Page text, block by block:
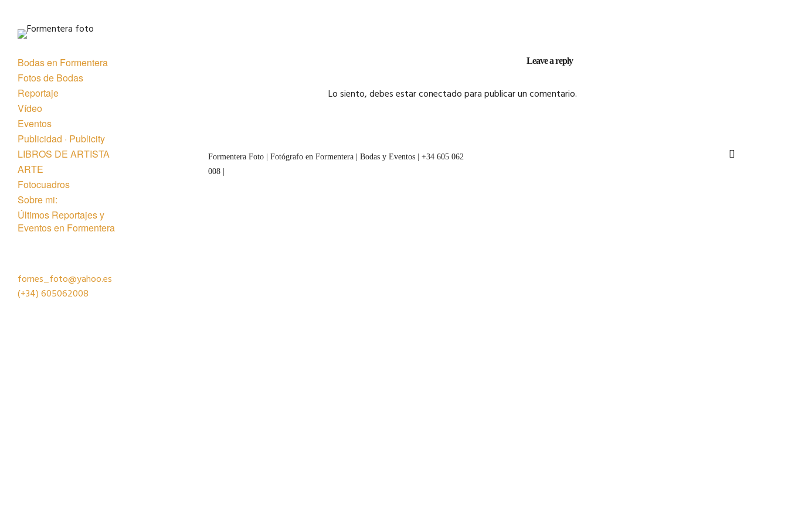
Bodas en Formentera
Fotos de Bodas
Reportaje
Vídeo
Eventos
Publicidad · Publicity
LIBROS DE ARTISTA
ARTE
Fotocuadros
Sobre mi:
Últimos Reportajes y
Eventos en Formentera
fornes_foto@yahoo.es
(+34)605062008
Leave a reply
Lo siento, debes estarconectadopara publicar un comentario.
Formentera Foto | Fotógrafo en Formentera | Bodas y Eventos | +34 605 062
008 |